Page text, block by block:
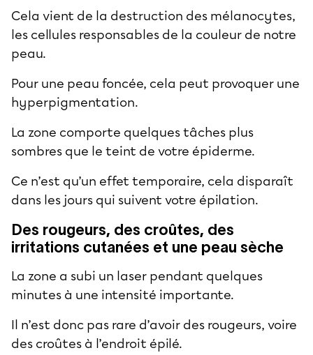
Cela vient de la destruction des mélanocytes,
les cellules responsables de la couleur de notre
peau.
Pour une peau foncée, cela peut provoquer une
hyperpigmentation.
La zone comporte quelques tâches plus
sombres que le teint de votre épiderme.
Ce n’est qu’un effet temporaire, cela disparaît
dans les jours qui suivent votre épilation.
Des rougeurs, des croûtes, des
irritations cutanées et une peau sèche
La zone a subi un laser pendant quelques
minutes à une intensité importante.
Il n’est donc pas rare d’avoir des rougeurs, voire
des croûtes à l’endroit épilé.